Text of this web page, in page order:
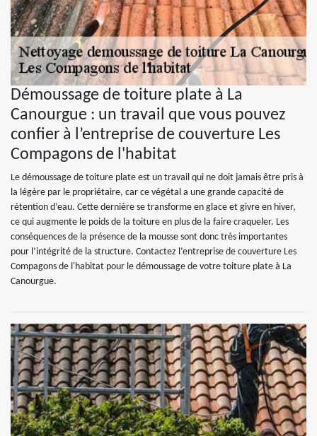
Démoussage de toiture plate à La
Canourgue : un travail que vous pouvez
confier à l’entreprise de couverture Les
Compagons de l'habitat
Le démoussage de toiture plate est un travail qui ne doit jamais être pris à
la légère par le propriétaire, car ce végétal a une grande capacité de
rétention d’eau. Cette dernière se transforme en glace et givre en hiver,
ce qui augmente le poids de la toiture en plus de la faire craqueler. Les
conséquences de la présence de la mousse sont donc très importantes
pour l’intégrité de la structure. Contactez l’entreprise de couverture Les
Compagons de l'habitat pour le démoussage de votre toiture plate à La
Canourgue.